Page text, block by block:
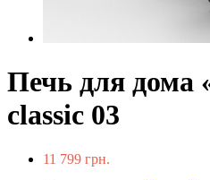
Печь для дома
classic 03
11 799 грн.